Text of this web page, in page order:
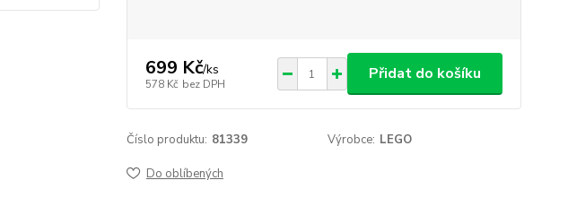
699 Kč/ks
578 Kč bez DPH
Přidat do košíku
Číslo produktu: 81339 Výrobce: LEGO
Do oblíbených